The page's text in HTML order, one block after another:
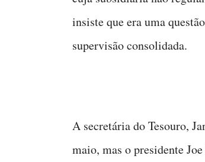
insiste que era uma
supervisão consolidada.
A secretária do Tesouro,
maio, mas o presidente